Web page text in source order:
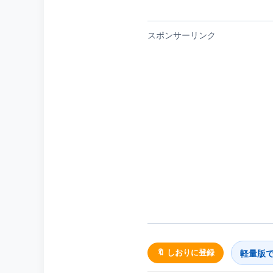
スポンサーリンク
🔖 しおりに登録 軽量版